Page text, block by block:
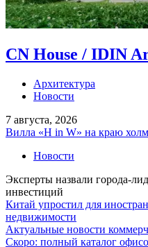
CN House / IDIN
Архитектура
Новости
7 августа, 2026
Вилла «H in W» на краю
Новости
Эксперты назвали города-
инвестиций
Китай упростил для
недвижимости
Актуальные новости
Скоро: полный каталог